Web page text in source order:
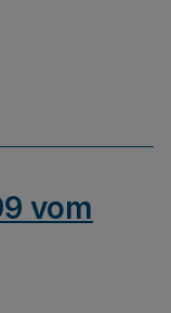
vom